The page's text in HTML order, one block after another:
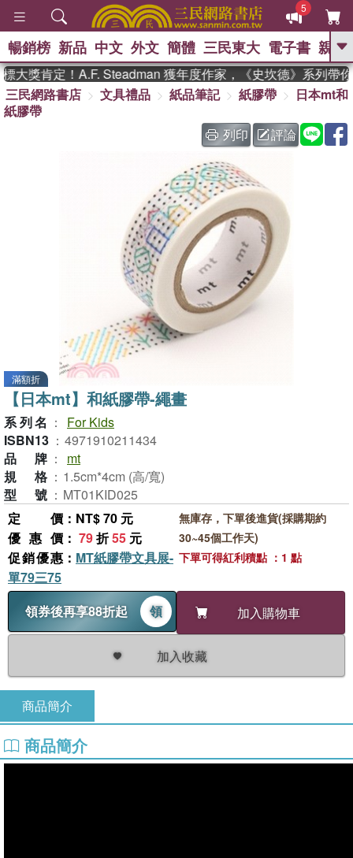
5
GO
熱搜： 東野圭吾 、 高希均教授回憶錄
史是一群喵 、 暑期推薦 、 國際布克
獎 臺灣漫遊錄 、 方念華 、 台灣的李
登輝時代 、 數學女孩：黎曼猜想
偉大的迷走神經
暢銷榜 新品 中文 外文 簡體 三民東大 電子書 親子
獎肯定！A.F. Steadman 獲年度作家，《史坎德》系列帶你
三民網路書店
文具禮品 紙品筆記 紙膠帶
日本mt和
紙膠帶
列印
評論
滿額折
【日本mt】和紙膠帶-繩畫
系列名 ：
For Kids
ISBN13 ： 4971910211434
品牌 ：
mt
規格 ： 1.5cm*4cm (高/寬)
型號 ： MT01KID025
定價 ：NT$ 70 元
優惠價 ： 79折55 元
促銷優惠 ： MT紙膠帶文具展-
單79三75
領券後再享88折起
領 加入購物車
加入收藏
無庫存，下單後進貨(採購期約
30~45個工作天)
下單可得紅利積點 ：1 點
商品簡介
商品簡介